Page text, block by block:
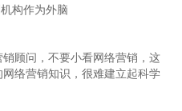
构作为外脑
顾问，不要小看网络营销，这
络营销知识，很难建立起科学